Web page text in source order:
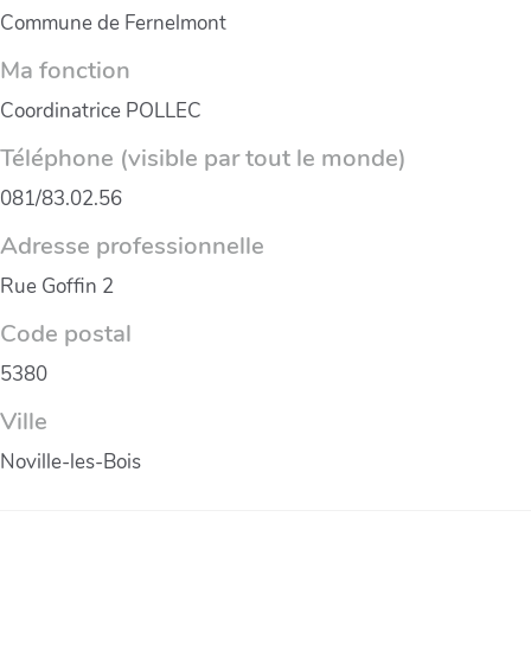
Commune de Fernelmont
Ma fonction
Coordinatrice POLLEC
Téléphone (visible par tout le monde)
081/83.02.56
Adresse professionnelle
Rue Goffin 2
Code postal
5380
Ville
Noville-les-Bois